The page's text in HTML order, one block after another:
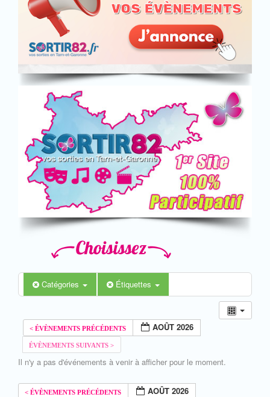
Catégories Étiquettes
AOÛT 2026
Il n'y a pas d'événements à venir à afficher pour le moment.
AOÛT 2026